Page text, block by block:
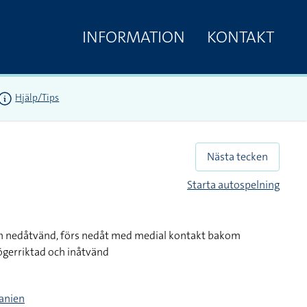
INFORMATION KONTAKT
Hjälp/Tips
Nästa tecken
Starta autospelning
förs nedåt med medial kontakt bakom
och inåtvänd